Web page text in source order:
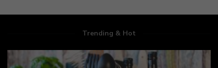
Trending & Hot